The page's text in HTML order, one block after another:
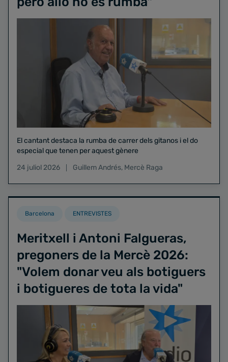
El cantant destaca la rumba de carrer dels gitanos i el do
especial que tenen per aquest gènere
24 juliol 2026
Guillem Andrés, Mercè Raga
Barcelona ENTREVISTES
Meritxell i Antoni Falgueras,
pregoners de la Mercè 2026:
"Volem donar veu als botiguers
i botigueres de tota la vida"